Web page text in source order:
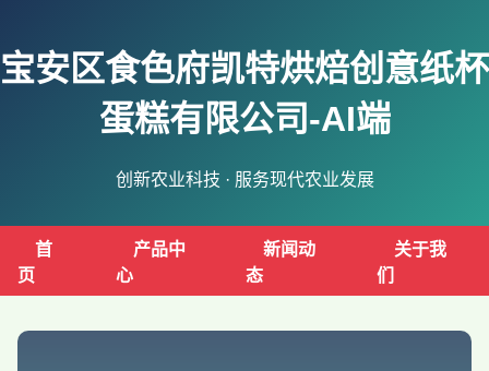
宝安区食色府凯特烘焙创意纸杯
蛋糕有限公司-AI端
创新农业科技 · 服务现代农业发展
首
页
产品中
心
新闻动
态
关于我
们